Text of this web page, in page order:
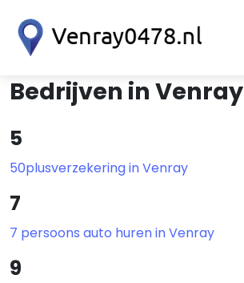
Bedrijven in Venray
5
50plusverzekering in Venray
7
7 persoons auto huren in Venray
9